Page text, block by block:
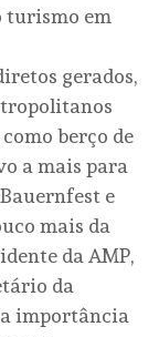
turismo em
gerados,
berço de
a mais para
e
mais da
da AMP,
da
importância